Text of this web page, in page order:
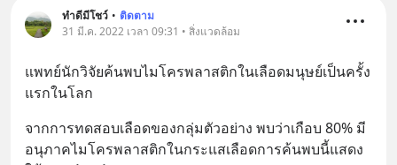
ผลิตภัณฑ์เสริมอาหาร Diip CBD ช่วย
บรรเทาความเครียด ลดความวิตกกังวล
หลับมีประสิทธิภาพมากยิ่งขึ้น 📍 สนใจ
https://lin.ee/U91Fzyz
ทำดีมีโชว์ • ติดตาม
31 มี.ค. 2022 เวลา 09:31 • สิ่งแวดล้อม
แพทย์นักวิจัยค้นพบไมโครพลาสติกในเลือดมนุษย์เป็นครั้ง
แรกในโลก
จากการทดสอบเลือดของกลุ่มตัวอย่าง พบว่าเกือบ 80% มี
อนุภาคไมโครพลาสติกในกระแสเลือดการค้นพบนี้แสดง